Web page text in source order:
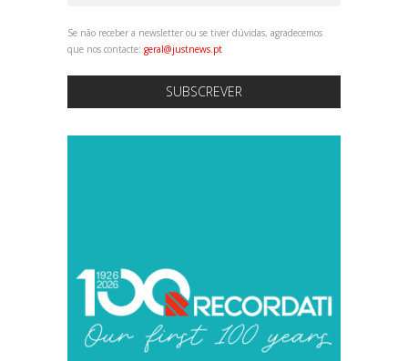
Se não receber a newsletter ou se tiver dúvidas, agradecemos
que nos contacte: geral@justnews.pt
SUBSCREVER